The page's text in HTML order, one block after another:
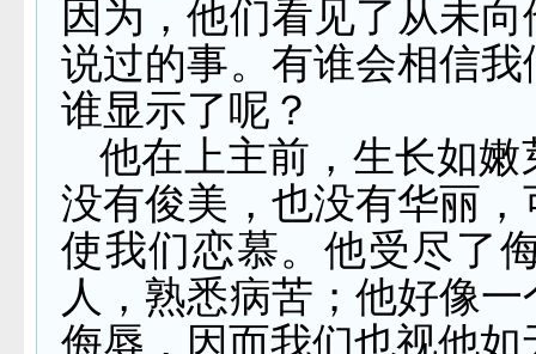
因为，他们看见了从未
说过的事。有谁会相信
谁显示了呢？
他在上主前，生长如
没有俊美，也没有华丽
使我们恋慕。他受尽了
人，熟悉病苦；他好像
侮辱，因而我们也视他如